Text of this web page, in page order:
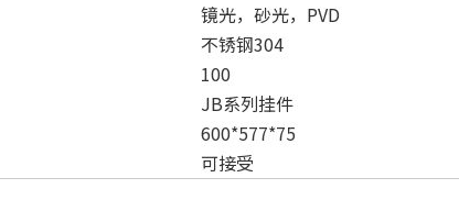
镜光，砂光，PVD
不锈钢304
100
JB系列挂件
600*577*75
可接受